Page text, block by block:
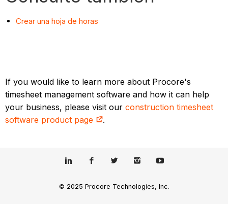
Crear una hoja de horas
If you would like to learn more about Procore's
timesheet management software and how it can help
your business, please visit ourconstruction timesheet
software product page
.
© 2025 Procore Technologies, Inc.